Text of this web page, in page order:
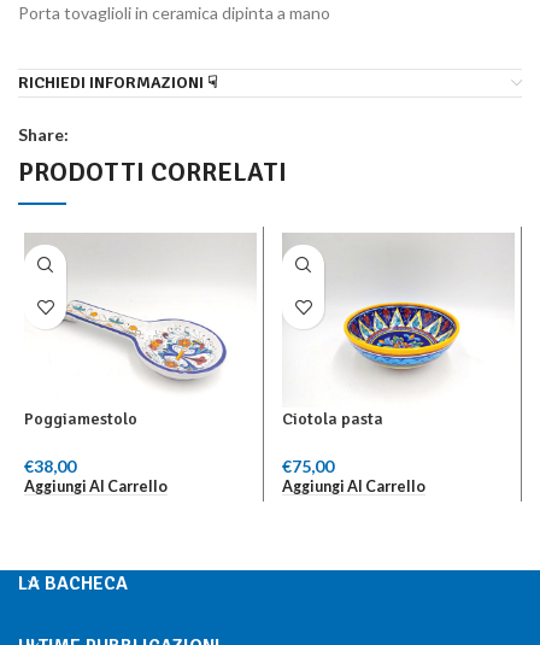
Porta tovaglioli in ceramica dipinta a mano
RICHIEDI INFORMAZIONI ☟
Share:
PRODOTTI CORRELATI
Poggiamestolo
€38,00
Aggiungi Al Carrello
Ciotola pasta
€75,00
Aggiungi Al Carrello
LA BACHECA